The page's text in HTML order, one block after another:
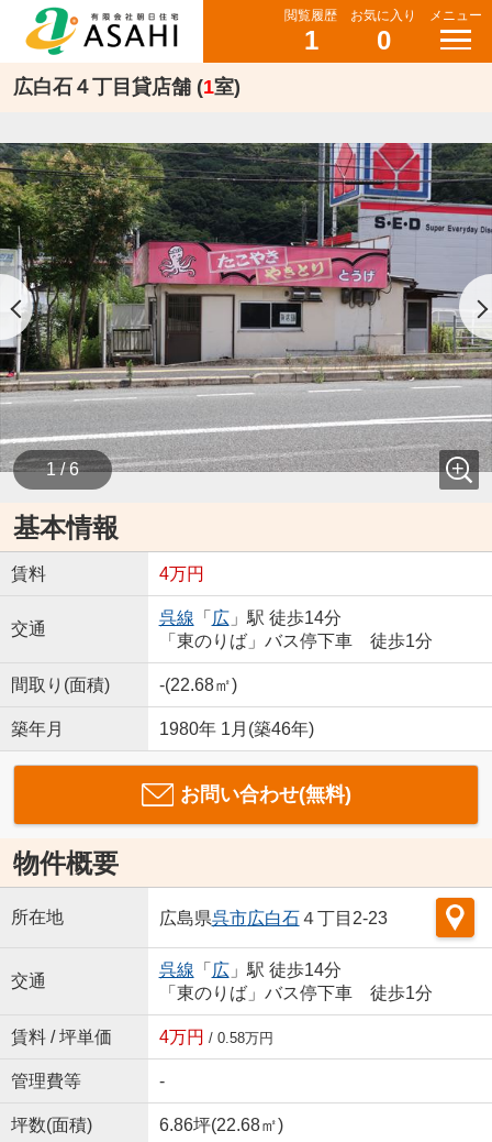
閲覧履歴
1
お気に入り
0
メニュー
広白石４丁目貸店舗 (1室)
1 / 6
基本情報
賃料 4万円
交通
呉線 「 広」駅 徒歩14分
「東のりば」バス停下車 徒歩1分
間取り(面積) -(22.68㎡)
築年月 1980年 1月(築46年)
お問い合わせ(無料)
物件概要
所在地 広島県呉市広白石４丁目2-23
交通
呉線 「 広」駅 徒歩14分
「東のりば」バス停下車 徒歩1分
賃料 / 坪単価 4万円 / 0.58万円
管理費等 -
坪数(面積) 6.86坪(22.68㎡)